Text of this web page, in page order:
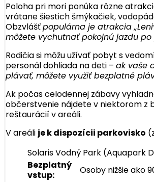
Poloha pri mori ponúka rôzne
vrátane šiestich šmýkačiek,
Obzvlášťpopulárna je atrakcia
môžete vychutnať pokojnú jazdu
Rodičia si môžu užívať pobyt s
personál dohliada na deti – ak vaše
plávať, môžete využiť bezplatné
Ak počas celodennej zábavy
občerstvenie nájdete v niektorom z
reštaurácií v areáli.
V areáli je k dispozícii parkovisko
Solaris Vodný Park (Aquapark
Bezplatný
vstup:
Osoby nižšie ako